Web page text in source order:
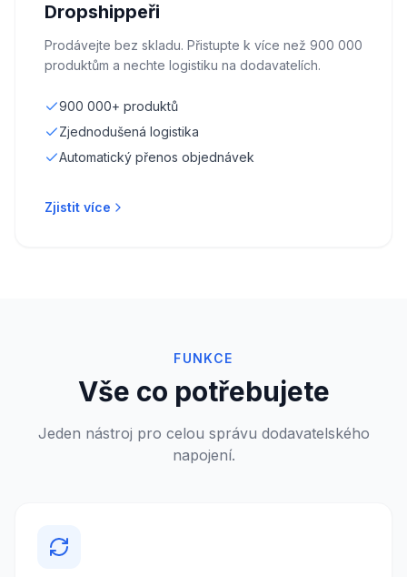
Dropshippeři
Prodávejte bez skladu. Přistupte k více než 900 000
produktům a nechte logistiku na dodavatelích.
900 000+ produktů
Zjednodušená logistika
Automatický přenos objednávek
Zjistit více
FUNKCE
Vše co potřebujete
Jeden nástroj pro celou správu dodavatelského
napojení.